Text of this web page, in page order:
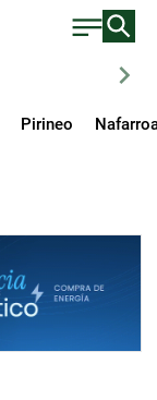
chevron_right
Pirineo